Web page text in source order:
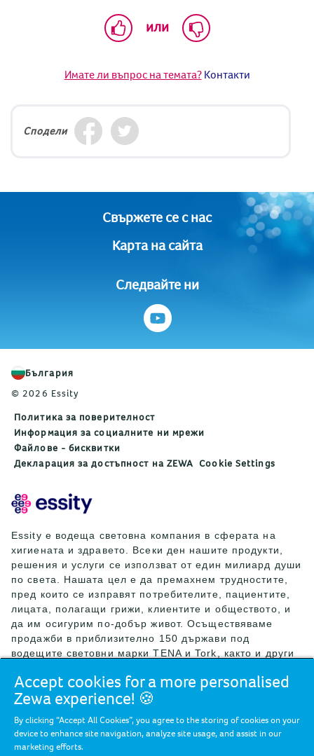
или
Имате ли въпрос на темата?Контакти
Сподели
Свържете се с нас
Карта на сайта
Следвайте ни
България
© 2026 Essity
Политика за поверителност
Информация за социалните ни мрежи
Файлове - бисквитки
Декларация за достъпност на ZEWA Cookie Settings
Essity е водеща световна компания в сферата на
хигиената и здравето. Всеки ден нашите продукти,
решения и услуги се използват от един милиард души
по света. Нашата цел е да премахнем трудностите,
пред които се изправят потребителите, пациентите,
лицата, полагащи грижи, клиентите и обществото, и
да им осигурим по-добър живот. Осъществяваме
продажби в приблизително 150 държави под
водещите световни марки TENA и Tork, както и други
Leukoplast, Libero, Libresse, Lotus, Modibodi,
Nosotras, Saba, Tempo, TOM Organic и Zewa. През
приблизително 146 млрд. шведски крони (13 млрд.
евро) и е дала работа на 36 000 души. Централата на
Accept cookies for a more personalised
Zewa experience! 🍪
By clicking “Accept All Cookies”, you agree to the storing of cookies on your
device to enhance site navigation, analyze site usage, and assist in our
marketing efforts.